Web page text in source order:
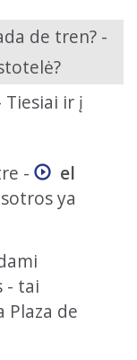
de tren? -
ir į
-
el
ya
- tai
Plaza de